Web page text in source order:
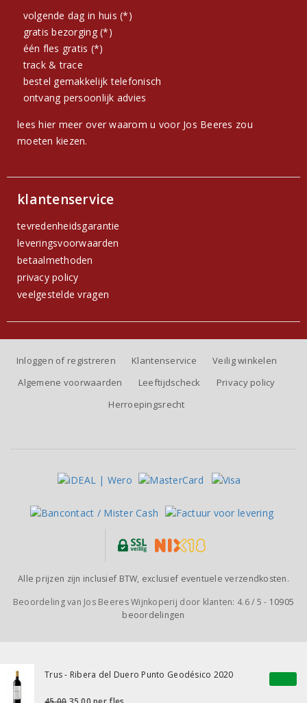
Trus - Ribera del Duero Punto Geodésico 2020
volgende dag in huis (*)
gratis bezorging (*)
één fles gratis (*)
track & trace
bestel gemakkelijk telefonisch
ontvang persoonlijk advies
lees hier meer over waarom u voor Jos Beeres zou
moeten kiezen.
klantenservice
tevredenheidsgarantie
leveringsvoorwaarden
betaalmethoden
privacy policy
veelgestelde vragen
Inloggen of registreren Klantenservice
Veilig winkelen
Algemene voorwaarden
Leeftijdscheck
Privacy policy
Herroepingsrecht
Alle prijzen zijn inclusief BTW, exclusief eventuele verzendkosten.
Beoordeling van Jos Beeres Wijnkoperij door klanten: 4.6/ 5 - 10905
beoordelingen